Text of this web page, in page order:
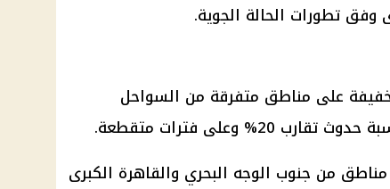
تطورات الحالة الجوية.
على مناطق متفرقة من السواحل
وعلى فترات متقطعة.
من جنوب الوجه البحري والقاهرة الكبرى